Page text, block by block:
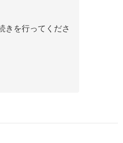
きを行ってくださ